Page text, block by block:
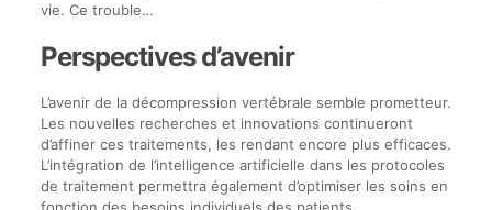
vie. Ce trouble…
Perspectives d’avenir
L’avenir de la décompression vertébrale semble prometteur.
Les nouvelles recherches et innovations continueront
d’affiner ces traitements, les rendant encore plus efficaces.
L’intégration de l’intelligence artificielle dans les protocoles
de traitement permettra également d’optimiser les soins en